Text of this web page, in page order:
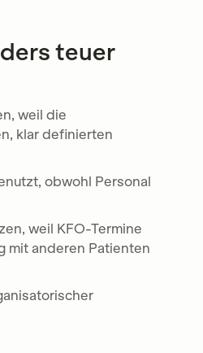
teuer
weil die
klar definierten
obwohl Personal
weil KFO-Termine
mit anderen Patienten